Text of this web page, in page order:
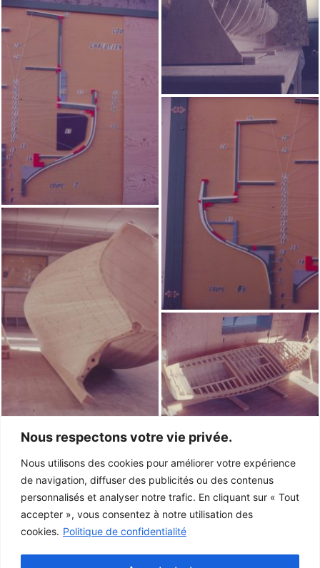
Nous respectons votre vie privée.
Nous utilisons des cookies pour améliorer votre expérience
de navigation, diffuser des publicités ou des contenus
personnalisés et analyser notre trafic. En cliquant sur « Tout
accepter », vous consentez à notre utilisation des
cookies. Politique de confidentialité